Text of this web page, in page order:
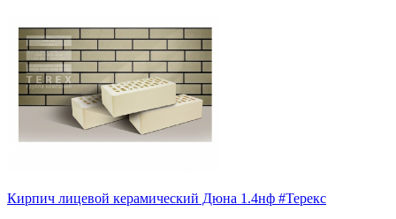
Кирпич лицевой керамический Дюна 1.4нф #Терекс